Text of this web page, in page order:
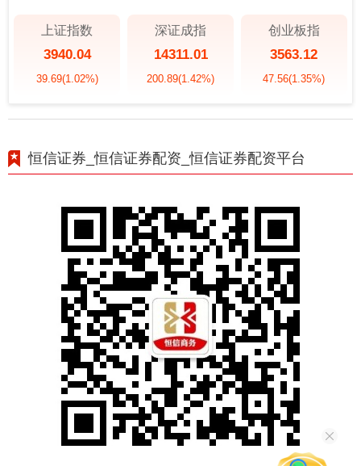
上证指数
3940.04
39.69(1.02%)
深证成指
14311.01
200.89(1.42%)
创业板指
3563.12
47.56(1.35%)
恒信证券_恒信证券配资_恒信证券配资平台